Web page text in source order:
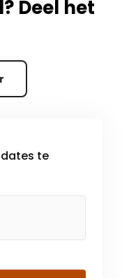
Deel het
te